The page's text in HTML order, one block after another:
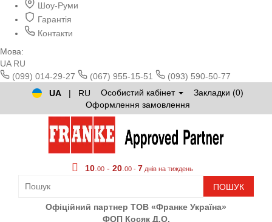
Шоу-Руми
Гарантія
Контакти
Мова:
UA RU
(099) 014-29-27
(067) 955-15-51
(093) 590-50-77
UA
| RU Особистий кабінет
Закладки (0)
Оформлення замовлення
10 00 - 20 00 - 7 днів на тиждень
ПОШУК
Офіційний партнер ТОВ «Франке Україна»
ФОП Косяк Д.О.